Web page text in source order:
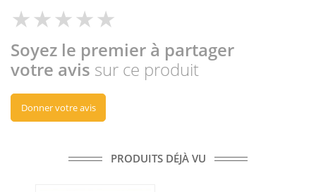
Soyez le premier à partager
votre avis sur ce produit
Donner votre avis
PRODUITS DÉJÀ VU